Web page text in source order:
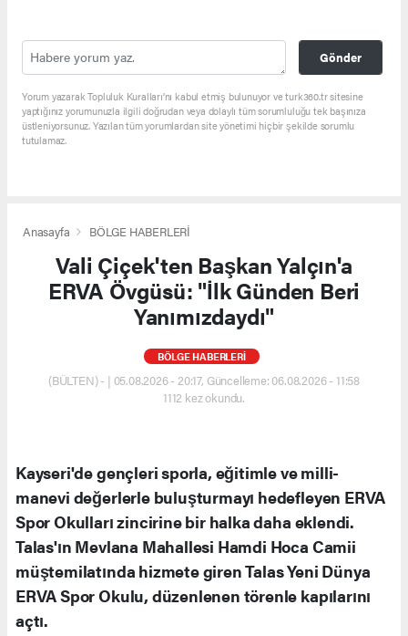
Gönder
Yorum yazarak Topluluk Kuralları’nı kabul etmiş bulunuyor ve turk360.tr sitesine
yaptığınız yorumunuzla ilgili doğrudan veya dolaylı tüm sorumluluğu tek başınıza
üstleniyorsunuz. Yazılan tüm yorumlardan site yönetimi hiçbir şekilde sorumlu
tutulamaz.
Anasayfa BÖLGE HABERLERİ
Vali Çiçek'ten Başkan Yalçın'a
ERVA Övgüsü: "İlk Günden Beri
Yanımızdaydı"
BÖLGE HABERLERİ
(BÜLTEN) - | 05.08.2026 - 20:17, Güncelleme: 06.08.2026 - 11:58
1112 kez okundu.
Kayseri'de gençleri sporla, eğitimle ve milli-
manevi değerlerle buluşturmayı hedefleyen ERVA
Spor Okulları zincirine bir halka daha eklendi.
Talas'ın Mevlana Mahallesi Hamdi Hoca Camii
müştemilatında hizmete giren Talas Yeni Dünya
ERVA Spor Okulu, düzenlenen törenle kapılarını
açtı.